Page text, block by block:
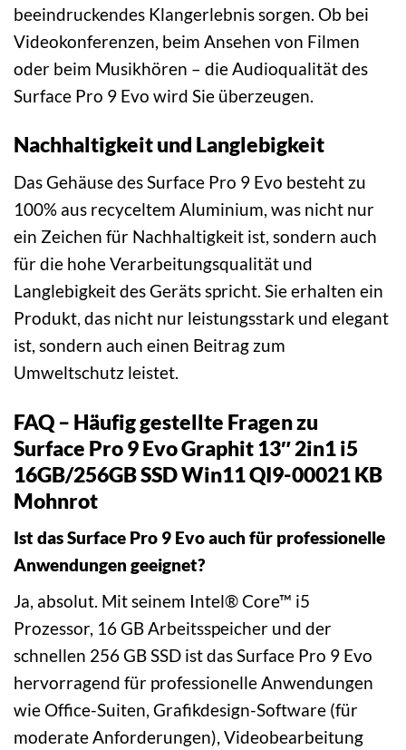
beeindruckendes Klangerlebnis sorgen. Ob bei
Videokonferenzen, beim Ansehen von Filmen
oder beim Musikhören – die Audioqualität des
Surface Pro 9 Evo wird Sie überzeugen.
Nachhaltigkeit und Langlebigkeit
Das Gehäuse des Surface Pro 9 Evo besteht zu
100% aus recyceltem Aluminium, was nicht nur
ein Zeichen für Nachhaltigkeit ist, sondern auch
für die hohe Verarbeitungsqualität und
Langlebigkeit des Geräts spricht. Sie erhalten ein
Produkt, das nicht nur leistungsstark und elegant
ist, sondern auch einen Beitrag zum
Umweltschutz leistet.
FAQ – Häufig gestellte Fragen zu
Surface Pro 9 Evo Graphit 13″ 2in1 i5
16GB/256GB SSD Win11 QI9-00021 KB
Mohnrot
Ist das Surface Pro 9 Evo auch für professionelle
Anwendungen geeignet?
Ja, absolut. Mit seinem Intel® Core™ i5
Prozessor, 16 GB Arbeitsspeicher und der
schnellen 256 GB SSD ist das Surface Pro 9 Evo
hervorragend für professionelle Anwendungen
wie Office-Suiten, Grafikdesign-Software (für
moderate Anforderungen), Videobearbeitung